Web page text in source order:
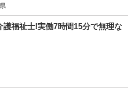
護福祉士!実働7時間15分で無理な